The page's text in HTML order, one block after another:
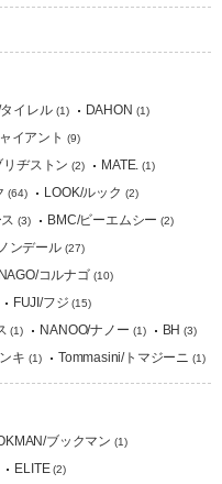
イレル(1) DAHON (1)
イアント (9)
リヂストン (2) MATE. (1)
(64) LOOK/ルック (2)
(3) BMC/ビーエムシー (2)
ンデール(27)
コルナゴ (10)
FUJI/フジ (15)
(1) NANOO/ナノー (1) BH (3)
キ (1) Tommasini/トマジーニ (1)
ブックマン (1)
ELITE (2)